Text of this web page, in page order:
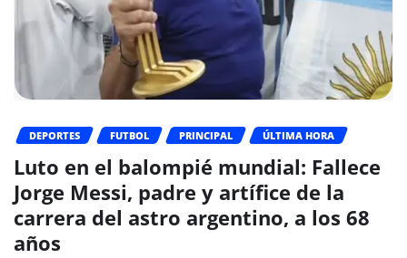
DEPORTES FUTBOL PRINCIPAL ÚLTIMA HORA
Luto en el balompié mundial: Fallece
Jorge Messi, padre y artífice de la
carrera del astro argentino, a los 68
años